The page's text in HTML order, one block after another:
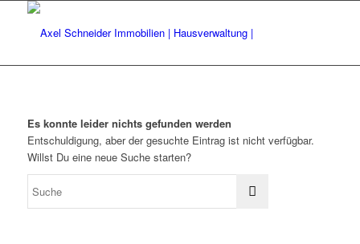
Es konnte leider nichts gefunden werden
Entschuldigung, aber der gesuchte Eintrag ist nicht verfügbar.
Willst Du eine neue Suche starten?